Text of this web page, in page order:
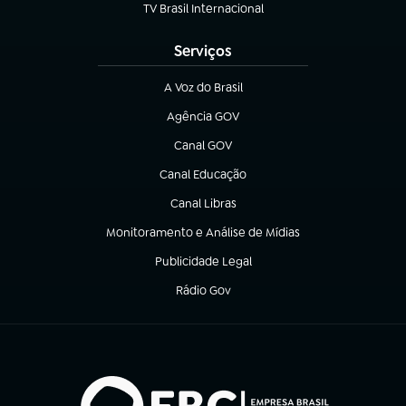
TV Brasil Internacional
(abre em nova aba)
Serviços
A Voz do Brasil
(abre em nova aba)
Agência GOV
(abre em nova aba)
Canal GOV
(abre em nova aba)
Canal Educação
(abre em nova aba)
Canal Libras
(abre em nova aba)
Monitoramento e Análise de Mídias
(abre em nova aba)
Publicidade Legal
(abre em nova aba)
Rádio Gov
(abre em nova aba)